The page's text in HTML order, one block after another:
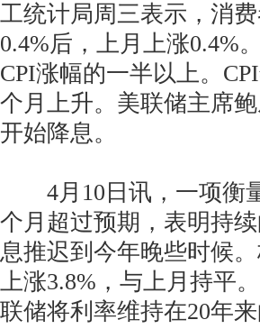
工统计局周三表示，消
0.4%后，上月上涨0.4%
CPI涨幅的一半以上。
个月上升。美联储主席
开始降息。
4月10日讯，一项衡
个月超过预期，表明持
息推迟到今年晚些时候
上涨3.8%，与上月持平
联储将利率维持在20年